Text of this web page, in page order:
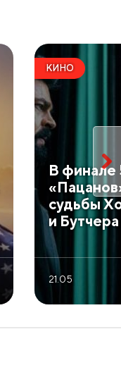
КИНО
В финале
судьбы
и Бутчера
21.05